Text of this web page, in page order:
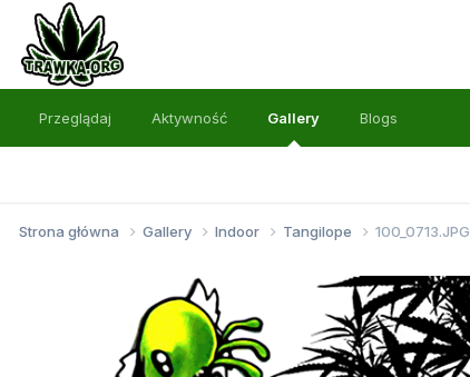
Przeglądaj Aktywność Gallery Blogs
Strona główna Gallery Indoor Tangilope 100_0713.JPG